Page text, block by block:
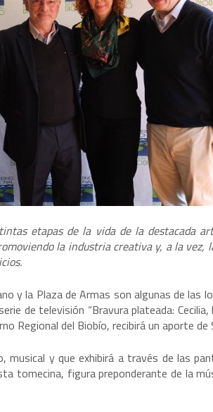
etapas de la vida de la destacada
la industria creativa y, a la vez,
y la Plaza de Armas son algunas de las
de televisión “Bravura plateada: Cecilia,
Regional del Biobío, recibirá un aporte
musical y que exhibirá a través de las
tomecina, figura preponderante de la